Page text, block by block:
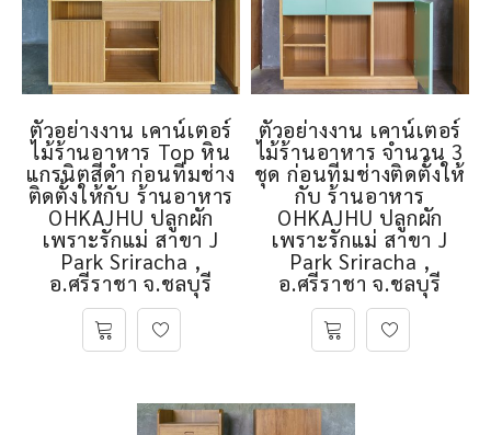
ตัวอย่างงาน เคาน์เตอร์
ไม้ร้านอาหาร Top หิน
แกรนิตสีดำ ก่อนทีมช่าง
ติดตั้งให้กับ ร้านอาหาร
OHKAJHU ปลูกผัก
เพราะรักแม่ สาขา J
Park Sriracha ,
อ.ศรีราชา จ.ชลบุรี
ตัวอย่างงาน เคาน์เตอร์
ไม้ร้านอาหาร จำนวน 3
ชุด ก่อนทีมช่างติดตั้งให้
กับ ร้านอาหาร
OHKAJHU ปลูกผัก
เพราะรักแม่ สาขา J
Park Sriracha ,
อ.ศรีราชา จ.ชลบุรี